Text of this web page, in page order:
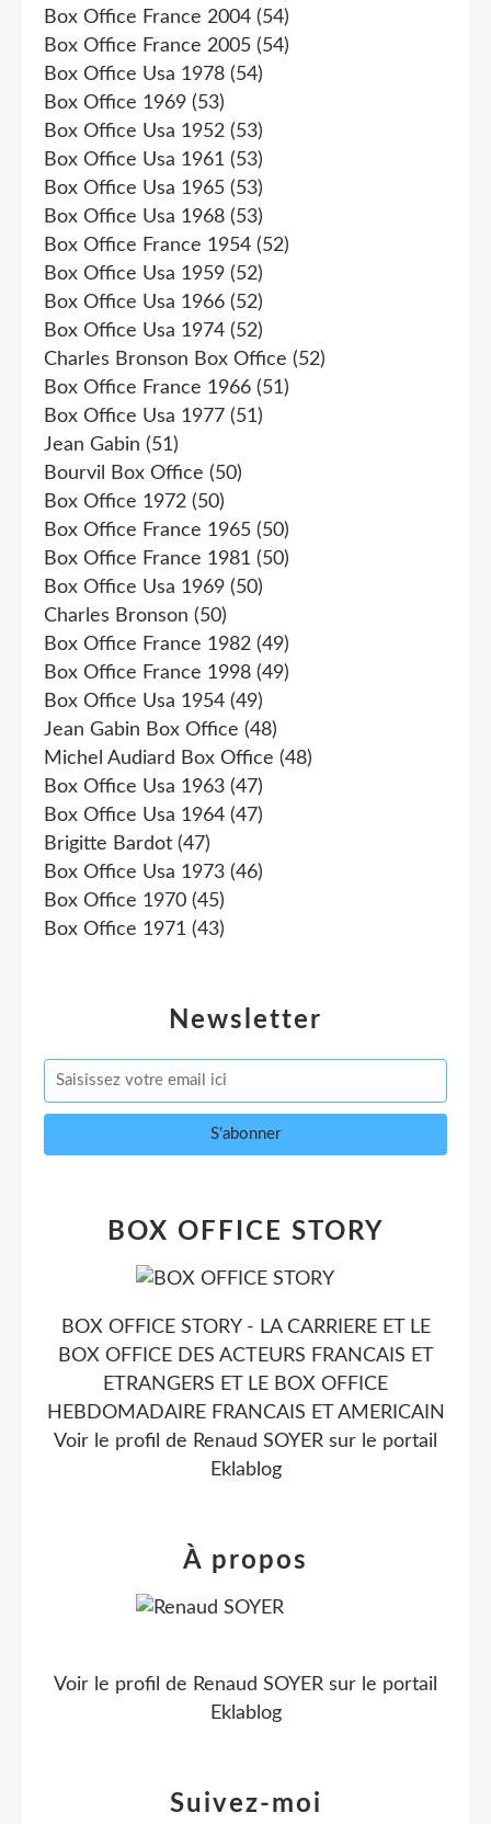
Newsletter
Box Office France 2004 (54)
Box Office France 2005 (54)
Box Office Usa 1978 (54)
Box Office 1969 (53)
Box Office Usa 1952 (53)
Box Office Usa 1961 (53)
Box Office Usa 1965 (53)
Box Office Usa 1968 (53)
Box Office France 1954 (52)
Box Office Usa 1959 (52)
Box Office Usa 1966 (52)
Box Office Usa 1974 (52)
Charles Bronson Box Office (52)
Box Office France 1966 (51)
Box Office Usa 1977 (51)
Jean Gabin (51)
Bourvil Box Office (50)
Box Office 1972 (50)
Box Office France 1965 (50)
Box Office France 1981 (50)
Box Office Usa 1969 (50)
Charles Bronson (50)
Box Office France 1982 (49)
Box Office France 1998 (49)
Box Office Usa 1954 (49)
Jean Gabin Box Office (48)
Michel Audiard Box Office (48)
Box Office Usa 1963 (47)
Box Office Usa 1964 (47)
Brigitte Bardot (47)
Box Office Usa 1973 (46)
Box Office 1970 (45)
Box Office 1971 (43)
BOX OFFICE STORY
BOX OFFICE STORY - LA CARRIERE ET LE
BOX OFFICE DES ACTEURS FRANCAIS ET
ETRANGERS ET LE BOX OFFICE
HEBDOMADAIRE FRANCAIS ET AMERICAIN
Voir le profil de Renaud SOYER sur le portail
Eklablog
Suivez-moi
À propos
Voir le profil de Renaud SOYER sur le portail
Eklablog